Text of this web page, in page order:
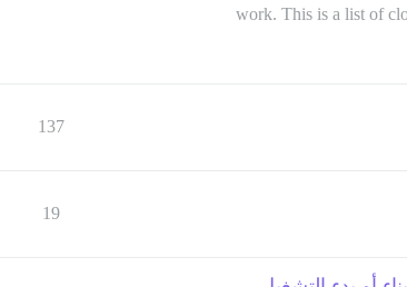
work. This is a list of
137
19